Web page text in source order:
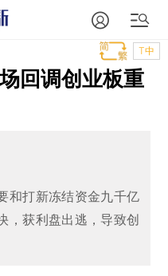
T中
回调创业板重
和打新冻结资金九千亿
，获利盘出逃，导致创